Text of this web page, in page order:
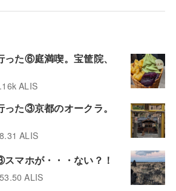
た⑥庭満喫。宝筐院、
ALIS
た③京都のオークラ。
ALIS
マホが・・・ない？！
ALIS